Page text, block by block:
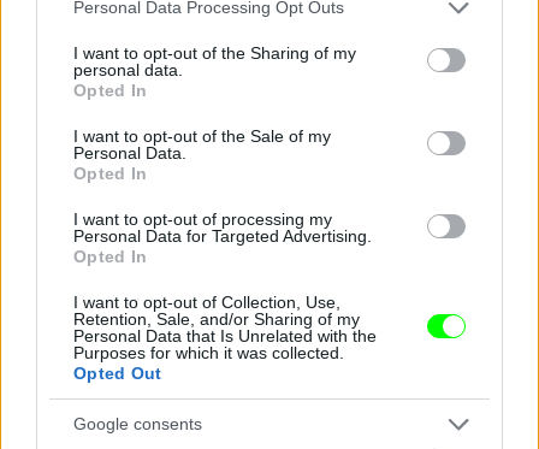
not limited to your visit or usage behaviour. You may click to
grant or deny consent to Google and its third-party tags to
use your data for below specified purposes in below Google
consent section.
Personal Data Processing Opt Outs
I want to opt-out of the Sharing of my
personal data.
Opted In
I want to opt-out of the Sale of my
Personal Data.
Opted In
I want to opt-out of processing my
Personal Data for Targeted Advertising.
Opted In
I want to opt-out of Collection, Use,
Retention, Sale, and/or Sharing of my
Personal Data that Is Unrelated with the
Purposes for which it was collected.
Opted Out
Google consentsJön még kép!